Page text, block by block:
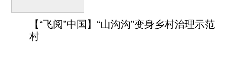
【“飞阅”中国】“山沟沟”变身乡村治理示范
村